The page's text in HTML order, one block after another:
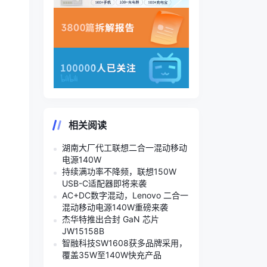
相关阅读
湖南大厂代工联想二合一混动移动
电源140W
持续满功率不降频，联想150W
USB-C适配器即将来袭
AC+DC数字混动，Lenovo 二合一
混动移动电源140W重磅来袭
杰华特推出合封 GaN 芯片
JW15158B
智融科技SW1608获多品牌采用，
覆盖35W至140W快充产品